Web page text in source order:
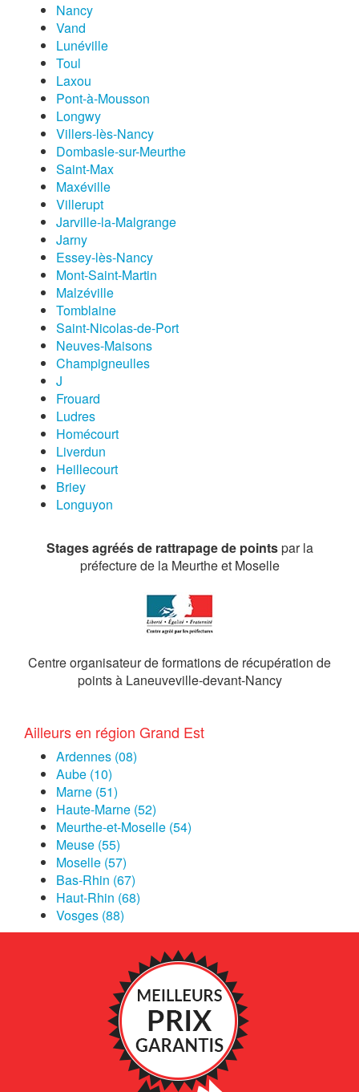
Nancy
Vand
Lunéville
Toul
Laxou
Pont-à-Mousson
Longwy
Villers-lès-Nancy
Dombasle-sur-Meurthe
Saint-Max
Maxéville
Villerupt
Jarville-la-Malgrange
Jarny
Essey-lès-Nancy
Mont-Saint-Martin
Malzéville
Tomblaine
Saint-Nicolas-de-Port
Neuves-Maisons
Champigneulles
J
Frouard
Ludres
Homécourt
Liverdun
Heillecourt
Briey
Longuyon
Stages agréés de rattrapage de pointspar la
préfecture de la Meurthe et Moselle
Centre organisateur de formations de récupération de
points à Laneuveville-devant-Nancy
Ailleurs en région Grand Est
Ardennes (08)
Aube (10)
Marne (51)
Haute-Marne (52)
Meurthe-et-Moselle (54)
Meuse (55)
Moselle (57)
Bas-Rhin (67)
Haut-Rhin (68)
Vosges (88)